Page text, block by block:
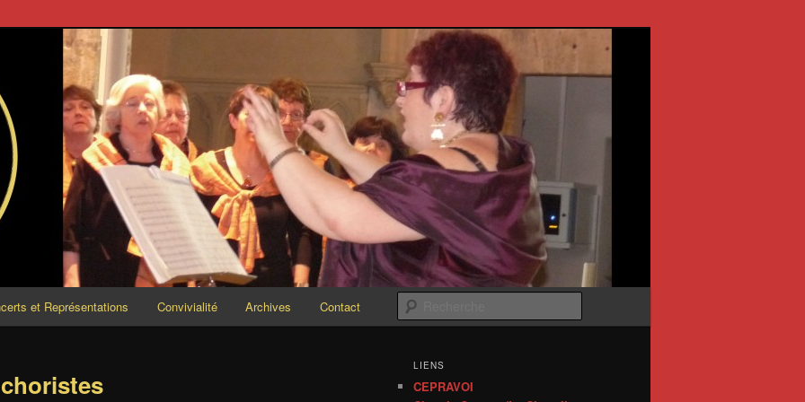
et Représentations Convivialité Archives Contact
LIENS
CEPRAVOI